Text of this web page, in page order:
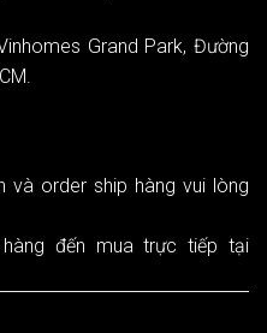
Grand Park, Đường
và order ship hàng vui lòng
đến mua trực tiếp tại